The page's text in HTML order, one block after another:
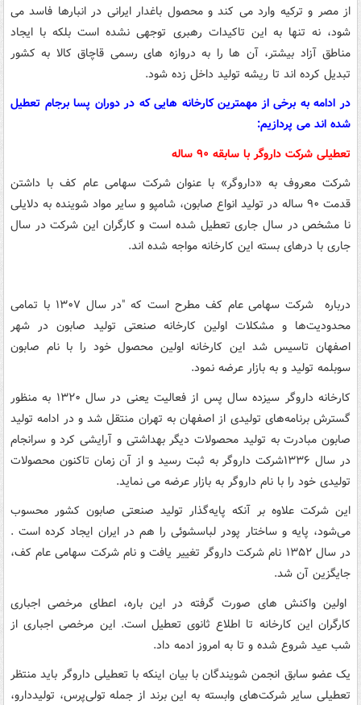
از مصر و ترکیه وارد می کند و محصول باغدار ایرانی در انبارها فاسد می
شود، نه تنها به این تاکیدات رهبری توجهی نشده است بلکه با ایجاد
مناطق آزاد بیشتر، آن ها را به دروازه های رسمی قاچاق کالا به کشور
تبدیل کرده اند تا ریشه تولید داخل زده شود.
در ادامه به برخی از مهمترین کارخانه هایی که در دوران پسا برجام تعطیل
شده اند می پردازیم:
تعطیلی شرکت داروگر با سابقه ۹۰ ساله
شرکت معروف به «داروگر» با عنوان شرکت سهامی عام کف با داشتن
قدمت ۹۰ ساله در تولید انواع صابون، شامپو و سایر مواد شوینده به دلایلی
نا مشخص در سال جاری تعطیل شده است و کارگران این شرکت در سال
جاری با درهای بسته این کارخانه مواجه شده اند.
درباره شرکت سهامی عام کف مطرح است که "در سال ۱۳۰۷ با تمامی
محدودیت‌ها و مشکلات اولین کارخانه صنعتی تولید صابون در شهر
اصفهان تاسیس شد این کارخانه اولین محصول خود را با نام صابون
سوبلمه تولید و به بازار عرضه نمود.
کارخانه داروگر سیزده سال پس از فعالیت یعنی در سال ۱۳۲۰ به منظور
گسترش برنامه‌های تولیدی از اصفهان به تهران منتقل شد و در ادامه تولید
صابون مبادرت به تولید محصولات دیگر بهداشتی و آرایشی کرد و سرانجام
در سال ۱۳۳۶شرکت داروگر به ثبت رسید و از آن زمان تاکنون محصولات
تولیدی خود را با نام داروگر به بازار عرضه می نماید.
این شرکت علاوه بر آنکه پایه‌گذار تولید صنعتی صابون کشور محسوب
می‌شود، پایه و ساختار پودر لباسشوئی را هم در ایران ایجاد کرده است .
در سال ۱۳۵۲ نام شرکت داروگر تغییر یافت و نام شرکت سهامی عام کف،
جایگزین آن شد.
اولین واکنش های صورت گرفته در این باره، اعطای مرخصی اجباری
کارگران این کارخانه تا اطلاع ثانوی تعطیل است. این مرخصی اجباری از
شب عید شروع شده و تا به امروز ادمه داد.
یک عضو سابق انجمن شویندگان با بیان اینکه با تعطیلی داروگر باید منتظر
تعطیلی سایر شرکت‌های وابسته به این برند از جمله تولی‌پرس، تولیددارو،